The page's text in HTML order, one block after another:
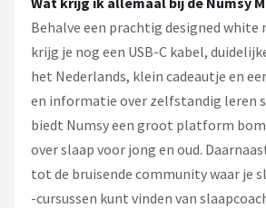
Behalve een prachtig designed white
krijg je nog een USB-C kabel,
het Nederlands, klein cadeautje en
en informatie over zelfstandig leren
biedt Numsy een groot platform
over slaap voor jong en oud.
tot de bruisende community waar je
-cursussen kunt vinden van